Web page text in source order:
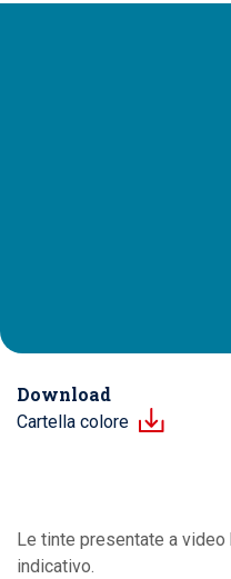
Download
Cartella colore
Le tinte presentate a video
indicativo.